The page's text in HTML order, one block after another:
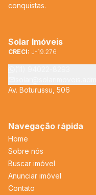
conquistas.
Solar Imóveis
CRECI: J-19.276
Av. Boturussu, 506
Navegação rápida
Home
Sobre nós
Buscar imóvel
Anunciar imóvel
Contato